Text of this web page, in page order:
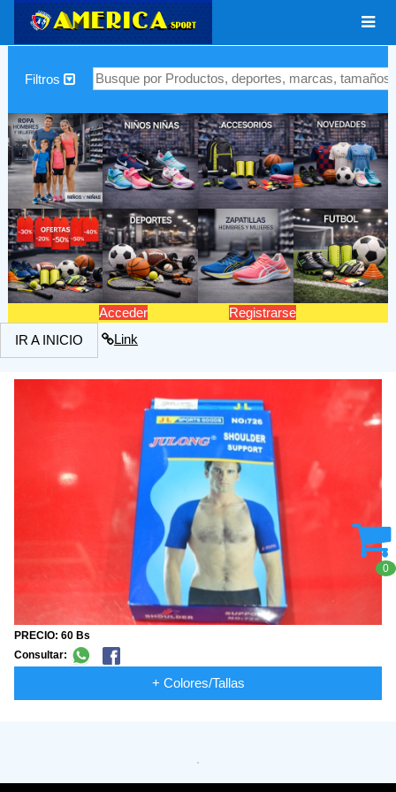
Filtros
Acceder
Registrarse
IR A INICIO
Link
PRECIO: 60 Bs
Consultar:
+ Colores/Tallas
0